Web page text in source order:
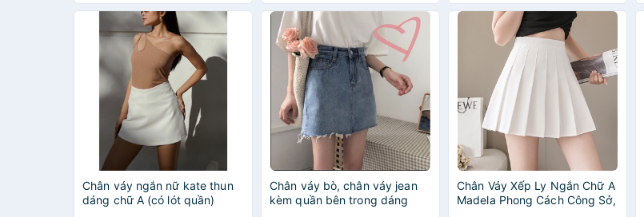
Chân váy ngắn nữ kate thun
dáng chữ A (có lót quần)
Chân váy bò, chân váy jean
kèm quần bên trong dáng
Chân Váy Xếp Ly Ngắn Chữ A
Madela Phong Cách Công Sở,